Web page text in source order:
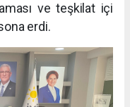
ve teşkilat içi
erdi.